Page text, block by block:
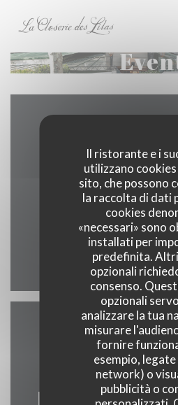
Il ristorante e i
utilizzano
sito, che possono
la raccolta di dati
cookies
«necessari» sono
installati per
predefinita.
opzionali
consenso.
opzionali
analizzare la tua
misurare
fornire
esempio, legate
network) o
pubblicità o
171 boulevard du
01 40 51